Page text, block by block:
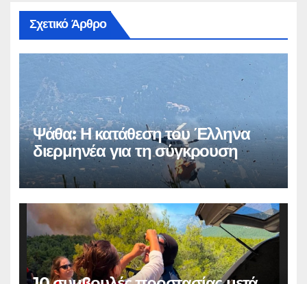
Σχετικό Άρθρο
Ψάθα: Η κατάθεση του Έλληνα
διερμηνέα για τη σύγκρουση